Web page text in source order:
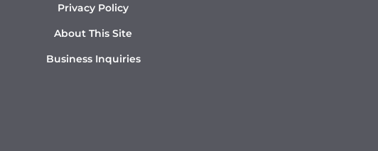
Privacy Policy
About This Site
Business Inquiries